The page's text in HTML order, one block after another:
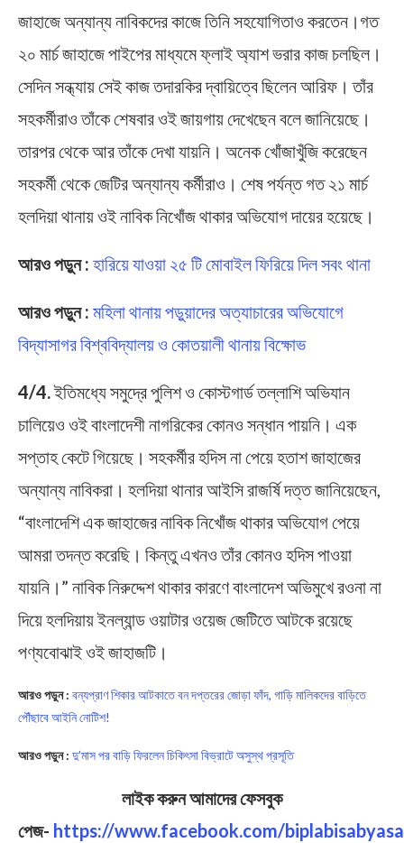
জাহাজে অন্যান্য নাবিকদের কাজে তিনি সহযোগিতাও করতেন।গত
২০ মার্চ জাহাজে পাইপের মাধ্যমে ফ্লাই অ্যাশ ভরার কাজ চলছিল।
সেদিন সন্ধ্যায় সেই কাজ তদারকির দ্বায়িত্বে ছিলেন আরিফ। তাঁর
সহকর্মীরাও তাঁকে শেষবার ওই জায়গায় দেখেছেন বলে জানিয়েছে।
তারপর থেকে আর তাঁকে দেখা যায়নি। অনেক খোঁজাখুঁজি করেছেন
সহকর্মী থেকে জেটির অন্যান্য কর্মীরাও। শেষ পর্যন্ত গত ২১ মার্চ
হলদিয়া থানায় ওই নাবিক নিখোঁজ থাকার অভিযোগ দায়ের হয়েছে।
আরও পড়ুন : হারিয়ে যাওয়া ২৫ টি মোবাইল ফিরিয়ে দিল সবং থানা
আরও পড়ুন : মহিলা থানায় পড়ুয়াদের অত্যাচারের অভিযোগে
বিদ্যাসাগর বিশ্ববিদ্যালয় ও কোতয়ালী থানায় বিক্ষোভ
4/4.ইতিমধ্যে সমুদ্রে পুলিশ ও কোস্টগার্ড তল্লাশি অভিযান
চালিয়েও ওই বাংলাদেশী নাগরিকের কোনও সন্ধান পায়নি। এক
সপ্তাহ কেটে গিয়েছে। সহকর্মীর হদিস না পেয়ে হতাশ জাহাজের
অন্যান্য নাবিকরা। হলদিয়া থানার আইসি রাজর্ষি দত্ত জানিয়েছেন,
“বাংলাদেশি এক জাহাজের নাবিক নিখোঁজ থাকার অভিযোগ পেয়ে
আমরা তদন্ত করেছি। কিন্তু এখনও তাঁর কোনও হদিস পাওয়া
যায়নি।” নাবিক নিরুদ্দেশ থাকার কারণে বাংলাদেশ অভিমুখে রওনা না
দিয়ে হলদিয়ায় ইনল্যান্ড ওয়াটার ওয়েজ জেটিতে আটকে রয়েছে
পণ্যবোঝাই ওই জাহাজটি।
আরও পড়ুন : বন্যপ্রাণ শিকার আটকাতে বন দপ্তরের জোড়া ফাঁদ, গাড়ি মালিকদের বাড়িতে
পৌঁছাবে আইনি নোটিশ!
আরও পড়ুন : দু’মাস পর বাড়ি ফিরলেন চিকিৎসা বিভ্রাটে অসুস্থ প্রসূতি
লাইক করুন আমাদের ফেসবুক
পেজ- https://www.facebook.com/